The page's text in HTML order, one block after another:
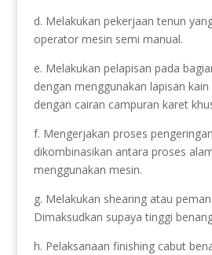
d. Melakukan pekerjaan tenun
operator mesin semi manual.
e. Melakukan pelapisan pada
dengan menggunakan lapisan
dengan cairan campuran karet
f. Mengerjakan proses
dikombinasikan antara proses
menggunakan mesin.
g. Melakukan shearing atau
Dimaksudkan supaya tinggi
h. Pelaksanaan finishing cabut